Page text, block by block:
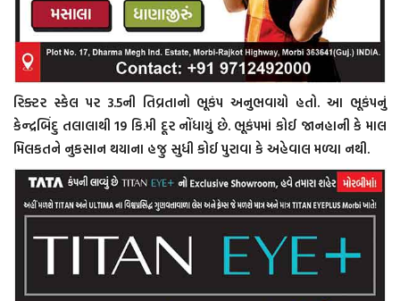
રિક્ટર સ્કેલ પર 3.5ની તિવ્રતાનો ભૂકંપ અનુભવાયો હતો. આ ભૂકંપનું
કેન્દ્રબિંદુ તલાલાથી 19 કિ.મી દૂર નોંધાયું છે. ભૂકંપમાં કોઈ જાનહાની કે માલ
મિલકતને નુકસાન થયાના હજુ સુધી કોઈ પુરાવા કે અહેવાલ મળ્યા નથી.